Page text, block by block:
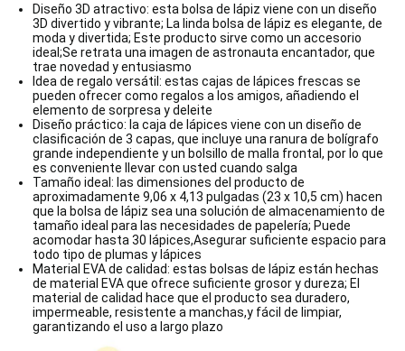
Diseño 3D atractivo: esta bolsa de lápiz viene con un diseño
3D divertido y vibrante; La linda bolsa de lápiz es elegante, de
moda y divertida; Este producto sirve como un accesorio
ideal;Se retrata una imagen de astronauta encantador, que
trae novedad y entusiasmo
Idea de regalo versátil: estas cajas de lápices frescas se
pueden ofrecer como regalos a los amigos, añadiendo el
elemento de sorpresa y deleite
Diseño práctico: la caja de lápices viene con un diseño de
clasificación de 3 capas, que incluye una ranura de bolígrafo
grande independiente y un bolsillo de malla frontal, por lo que
es conveniente llevar con usted cuando salga
Tamaño ideal: las dimensiones del producto de
aproximadamente 9,06 x 4,13 pulgadas (23 x 10,5 cm) hacen
que la bolsa de lápiz sea una solución de almacenamiento de
tamaño ideal para las necesidades de papelería; Puede
acomodar hasta 30 lápices,Asegurar suficiente espacio para
todo tipo de plumas y lápices
Material EVA de calidad: estas bolsas de lápiz están hechas
de material EVA que ofrece suficiente grosor y dureza; El
material de calidad hace que el producto sea duradero,
impermeable, resistente a manchas,y fácil de limpiar,
garantizando el uso a largo plazo